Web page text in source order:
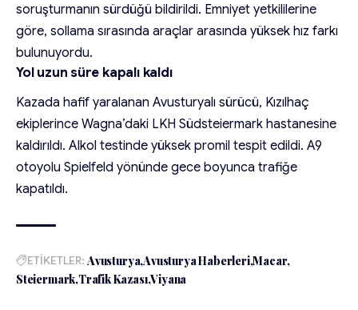
soruşturmanın sürdüğü bildirildi. Emniyet yetkililerine
göre, sollama sırasında araçlar arasında yüksek hız farkı
bulunuyordu.
Yol uzun süre kapalı kaldı
Kazada hafif yaralanan Avusturyalı sürücü, Kızılhaç
ekiplerince Wagna’daki LKH Südsteiermark hastanesine
kaldırıldı. Alkol testinde yüksek promil tespit edildi. A9
otoyolu Spielfeld yönünde gece boyunca trafiğe
kapatıldı.
ETİKETLER: Avusturya Avusturya Haberleri Macar
Steiermark Trafik Kazası Viyana